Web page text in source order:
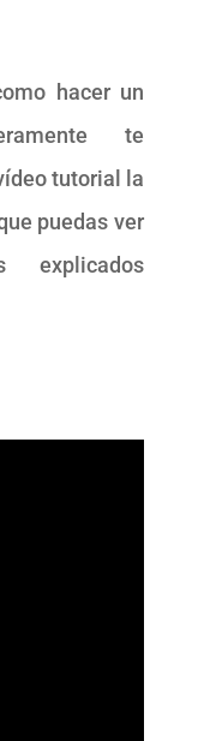
hacer un
te
tutorial la
puedas ver